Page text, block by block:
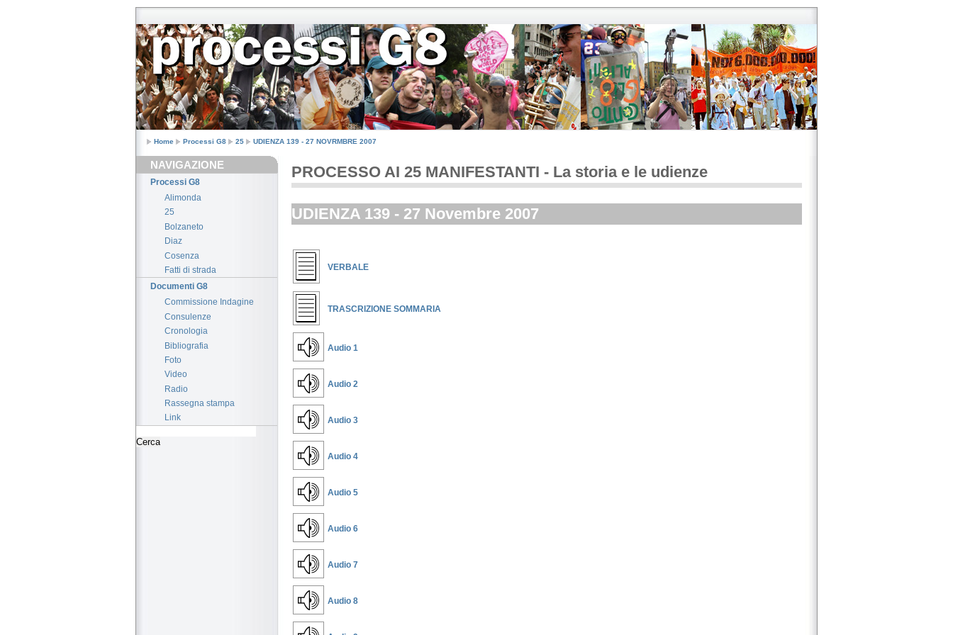
Home Processi G8 25 UDIENZA 139 - 27 NOVRMBRE 2007
NAVIGAZIONE
Processi G8
Alimonda
25
Bolzaneto
Diaz
Cosenza
Fatti di strada
Documenti G8
Commissione Indagine
Consulenze
Cronologia
Bibliografia
Foto
Video
Radio
Rassegna stampa
Link
PROCESSO AI 25 MANIFESTANTI - La storia e le udienze
UDIENZA 139 - 27 Novembre 2007
VERBALE
TRASCRIZIONE SOMMARIA
Audio 1
Audio 2
Audio 3
Audio 4
Audio 5
Audio 6
Audio 7
Audio 8